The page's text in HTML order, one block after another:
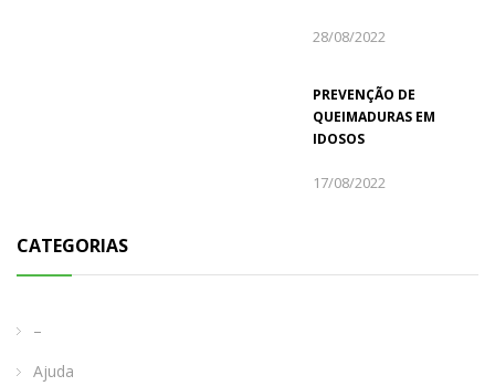
28/08/2022
PREVENÇÃO DE
QUEIMADURAS EM
IDOSOS
17/08/2022
CATEGORIAS
–
Ajuda